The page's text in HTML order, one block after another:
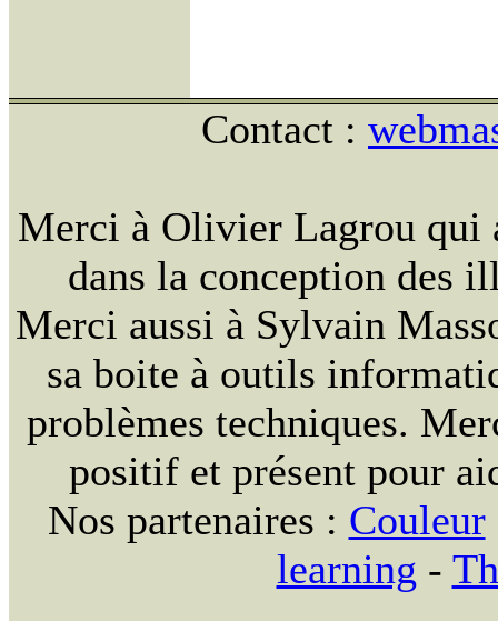
Contact :
Merci à Olivier Lagrou qui
dans la conception des
Merci aussi à Sylvain
sa boite à outils
problèmes techniques.
positif et présent pour
Nos partenaires : Couleur
learning -